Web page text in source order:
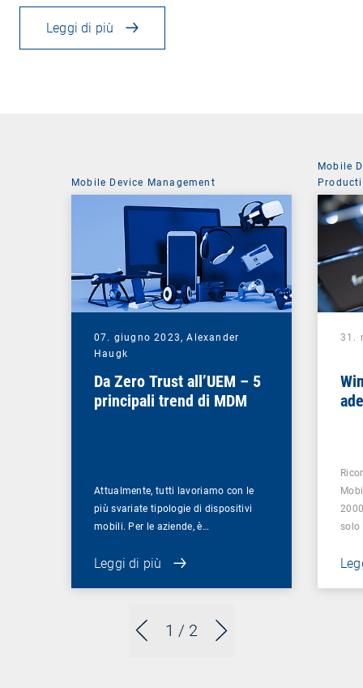
Leggi di più
1 / 2
Mobile Device Management
07. giugno 2023,Alexander
Haugk
Da Zero Trust all’UEM – 5
principali trend di MDM
Attualmente, tutti lavoriamo con le
più svariate tipologie di dispositivi
mobili. Per le aziende, è…
Leggi di più
Mobile
31.
solo